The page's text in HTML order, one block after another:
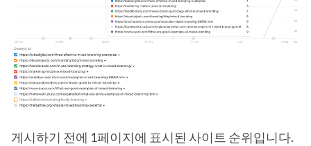
게시하기 전에 1페이지에 표시된 사이트 순위입니다.